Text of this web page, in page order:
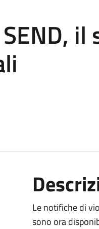
il
Le notifiche di
sono ora